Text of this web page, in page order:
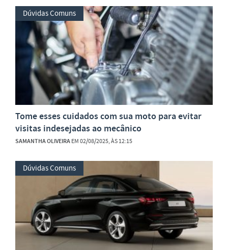
Dúvidas Comuns
Tome esses cuidados com sua moto para evitar
visitas indesejadas ao mecânico
SAMANTHA OLIVEIRAEM 02/08/2025, ÀS 12:15
Dúvidas Comuns